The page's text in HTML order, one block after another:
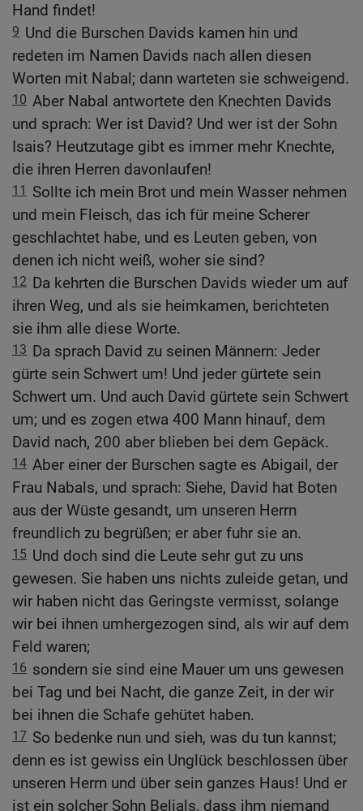
Hand findet!
9 Und die Burschen Davids kamen hin und
redeten im Namen Davids nach allen diesen
Worten mit Nabal; dann warteten sie schweigend.
10 Aber Nabal antwortete den Knechten Davids
und sprach: Wer ist David? Und wer ist der Sohn
Isais? Heutzutage gibt es immer mehr Knechte,
die ihren Herren davonlaufen!
11
Sollte ich mein Brot und mein Wasser nehmen
und mein Fleisch, das ich für meine Scherer
geschlachtet habe, und es Leuten geben, von
denen ich nicht weiß, woher sie sind?
12 Da kehrten die Burschen Davids wieder um auf
ihren Weg, und als sie heimkamen, berichteten
sie ihm alle diese Worte.
13 Da sprach David zu seinen Männern: Jeder
gürte sein Schwert um! Und jeder gürtete sein
Schwert um. Und auch David gürtete sein Schwert
um; und es zogen etwa 400 Mann hinauf, dem
David nach, 200 aber blieben bei dem Gepäck.
14 Aber einer der Burschen sagte es Abigail, der
Frau Nabals, und sprach: Siehe, David hat Boten
aus der Wüste gesandt, um unseren Herrn
freundlich zu begrüßen; er aber fuhr sie an.
15 Und doch sind die Leute sehr gut zu uns
gewesen. Sie haben uns nichts zuleide getan, und
wir haben nicht das Geringste vermisst, solange
wir bei ihnen umhergezogen sind, als wir auf dem
Feld waren;
16 sondern sie sind eine Mauer um uns gewesen
bei Tag und bei Nacht, die ganze Zeit, in der wir
bei ihnen die Schafe gehütet haben.
17 So bedenke nun und sieh, was du tun kannst;
denn es ist gewiss ein Unglück beschlossen über
unseren Herrn und über sein ganzes Haus! Und er
ist ein solcher Sohn Belials, dass ihm niemand